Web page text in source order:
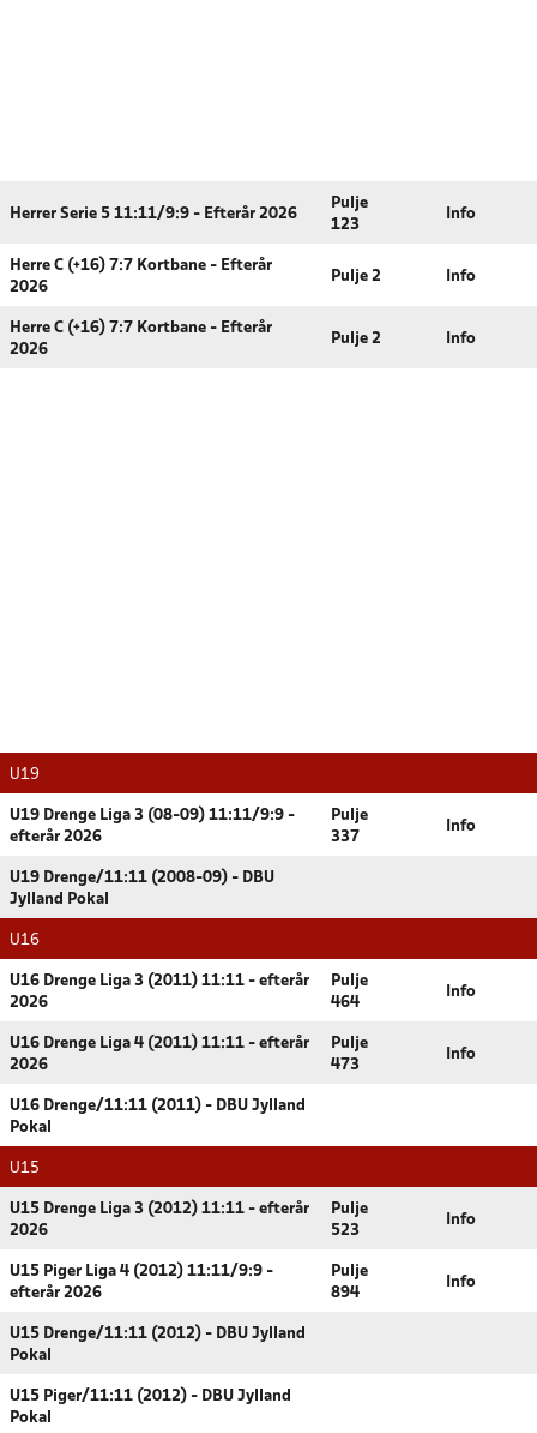
Herrer Serie 5 11:11/9:9 - Efterår 2026
Pulje
123
Info
Herre C (+16) 7:7 Kortbane - Efterår
2026
Pulje 2 Info
Herre C (+16) 7:7 Kortbane - Efterår
2026
Pulje 2 Info
U19
U19 Drenge Liga 3 (08-09) 11:11/9:9 -
efterår 2026
Pulje
337
Info
U19 Drenge/11:11 (2008-09) - DBU
Jylland Pokal
U16
U16 Drenge Liga 3 (2011) 11:11 - efterår
2026
Pulje
464
Info
U16 Drenge Liga 4 (2011) 11:11 - efterår
2026
Pulje
473
Info
U16 Drenge/11:11 (2011) - DBU Jylland
Pokal
U15
U15 Drenge Liga 3 (2012) 11:11 - efterår
2026
Pulje
523
Info
U15 Piger Liga 4 (2012) 11:11/9:9 -
efterår 2026
Pulje
894
Info
U15 Drenge/11:11 (2012) - DBU Jylland
Pokal
U15 Piger/11:11 (2012) - DBU Jylland
Pokal